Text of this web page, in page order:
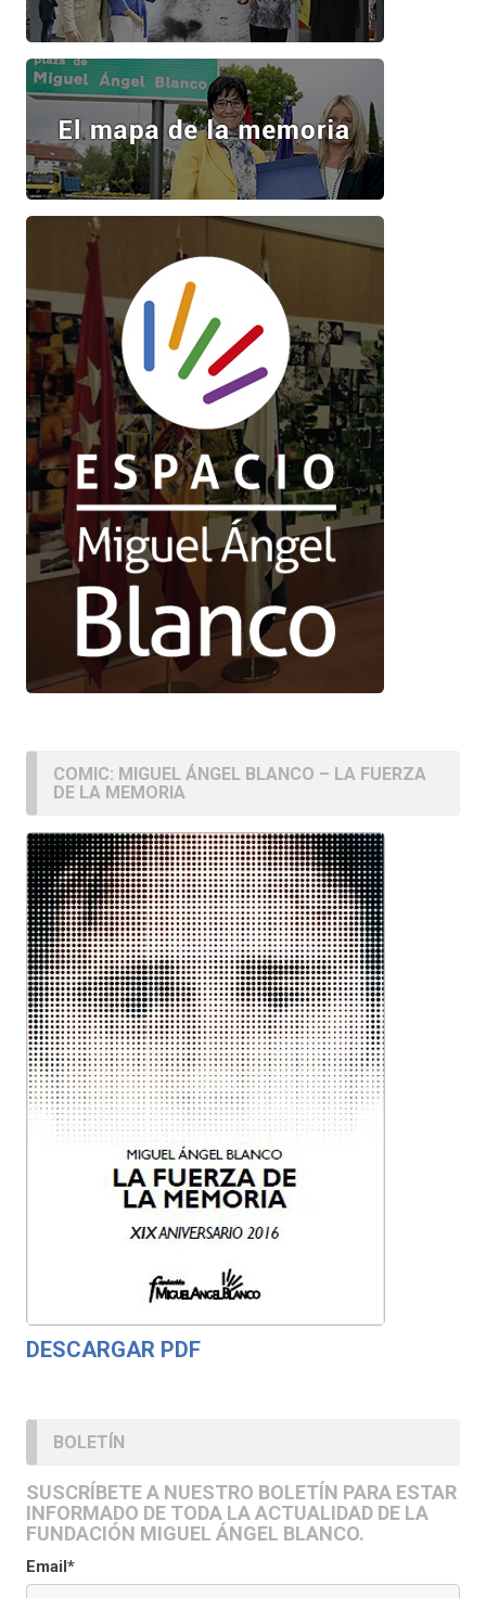
COMIC: MIGUEL ÁNGEL BLANCO – LA FUERZA
DE LA MEMORIA
DESCARGAR PDF
BOLETÍN
SUSCRÍBETE A NUESTRO BOLETÍN PARA ESTAR
INFORMADO DE TODA LA ACTUALIDAD DE LA
FUNDACIÓN MIGUEL ÁNGEL BLANCO.
Email*